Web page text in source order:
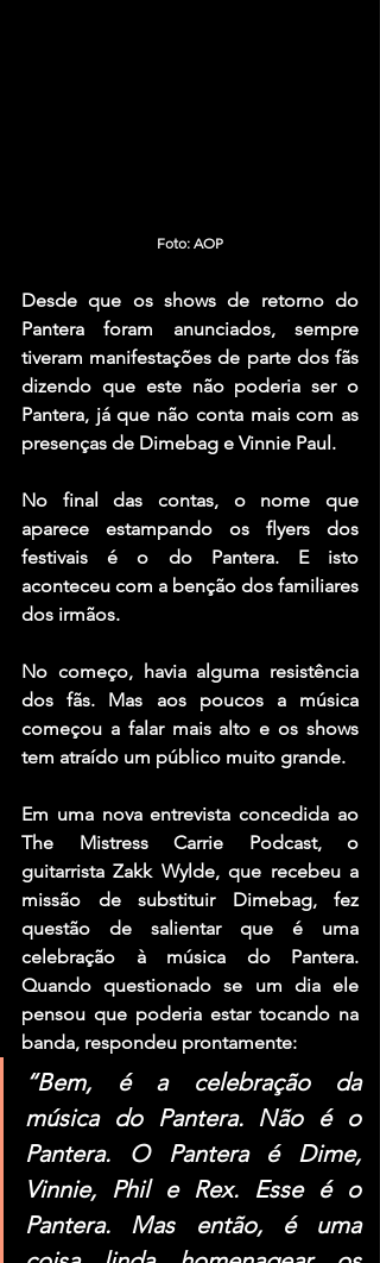
Foto: AOP
Pantera foram anunciados, sempre
tiveram manifestações de parte dos fãs
Pantera, já que não conta mais com as
presenças de Dimebag e Vinnie Paul.
No final das contas, o nome que
aparece estampando os flyers dos
festivais é o do Pantera. E isto
aconteceu com a benção dos familiares
dos irmãos.
No começo, havia alguma resistência
dos fãs. Mas aos poucos a música
começou a falar mais alto e os shows
tem atraído um público muito grande.
The Mistress Carrie Podcast, o
guitarrista Zakk Wylde, que recebeu a
missão de substituir Dimebag, fez
questão de salientar que é uma
celebração à música do Pantera.
Quando questionado se um dia ele
pensou que poderia estar tocando na
banda, respondeu prontamente:
“Bem, é a celebração da
música do Pantera. Não é o
Pantera. O Pantera é Dime,
Vinnie, Phil e Rex. Esse é o
Pantera. Mas então, é uma